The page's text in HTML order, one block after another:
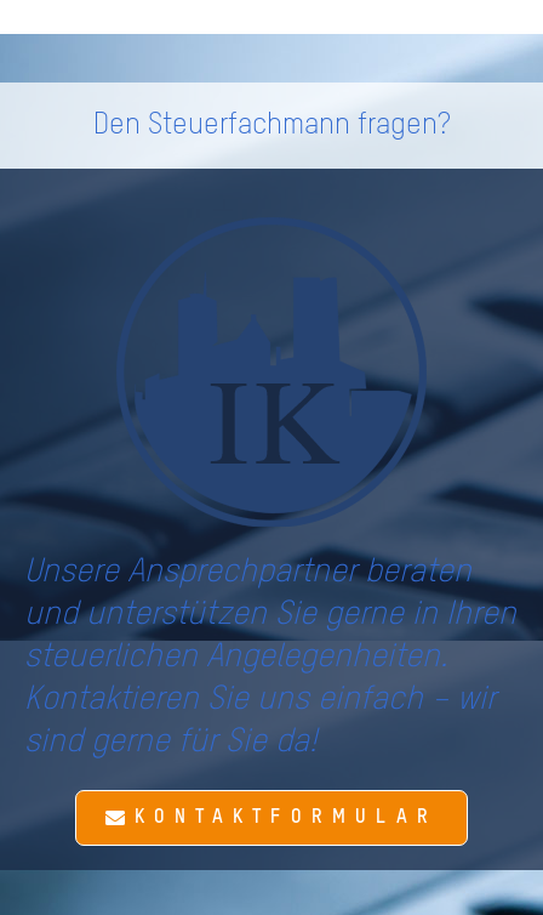
Den Steuerfachmann fragen?
Unsere Ansprechpartner beraten
und unterstützen Sie gerne in Ihren
steuerlichen Angelegenheiten.
Kontaktieren Sie uns einfach – wir
sind gerne für Sie da!
KONTAKTFORMULAR